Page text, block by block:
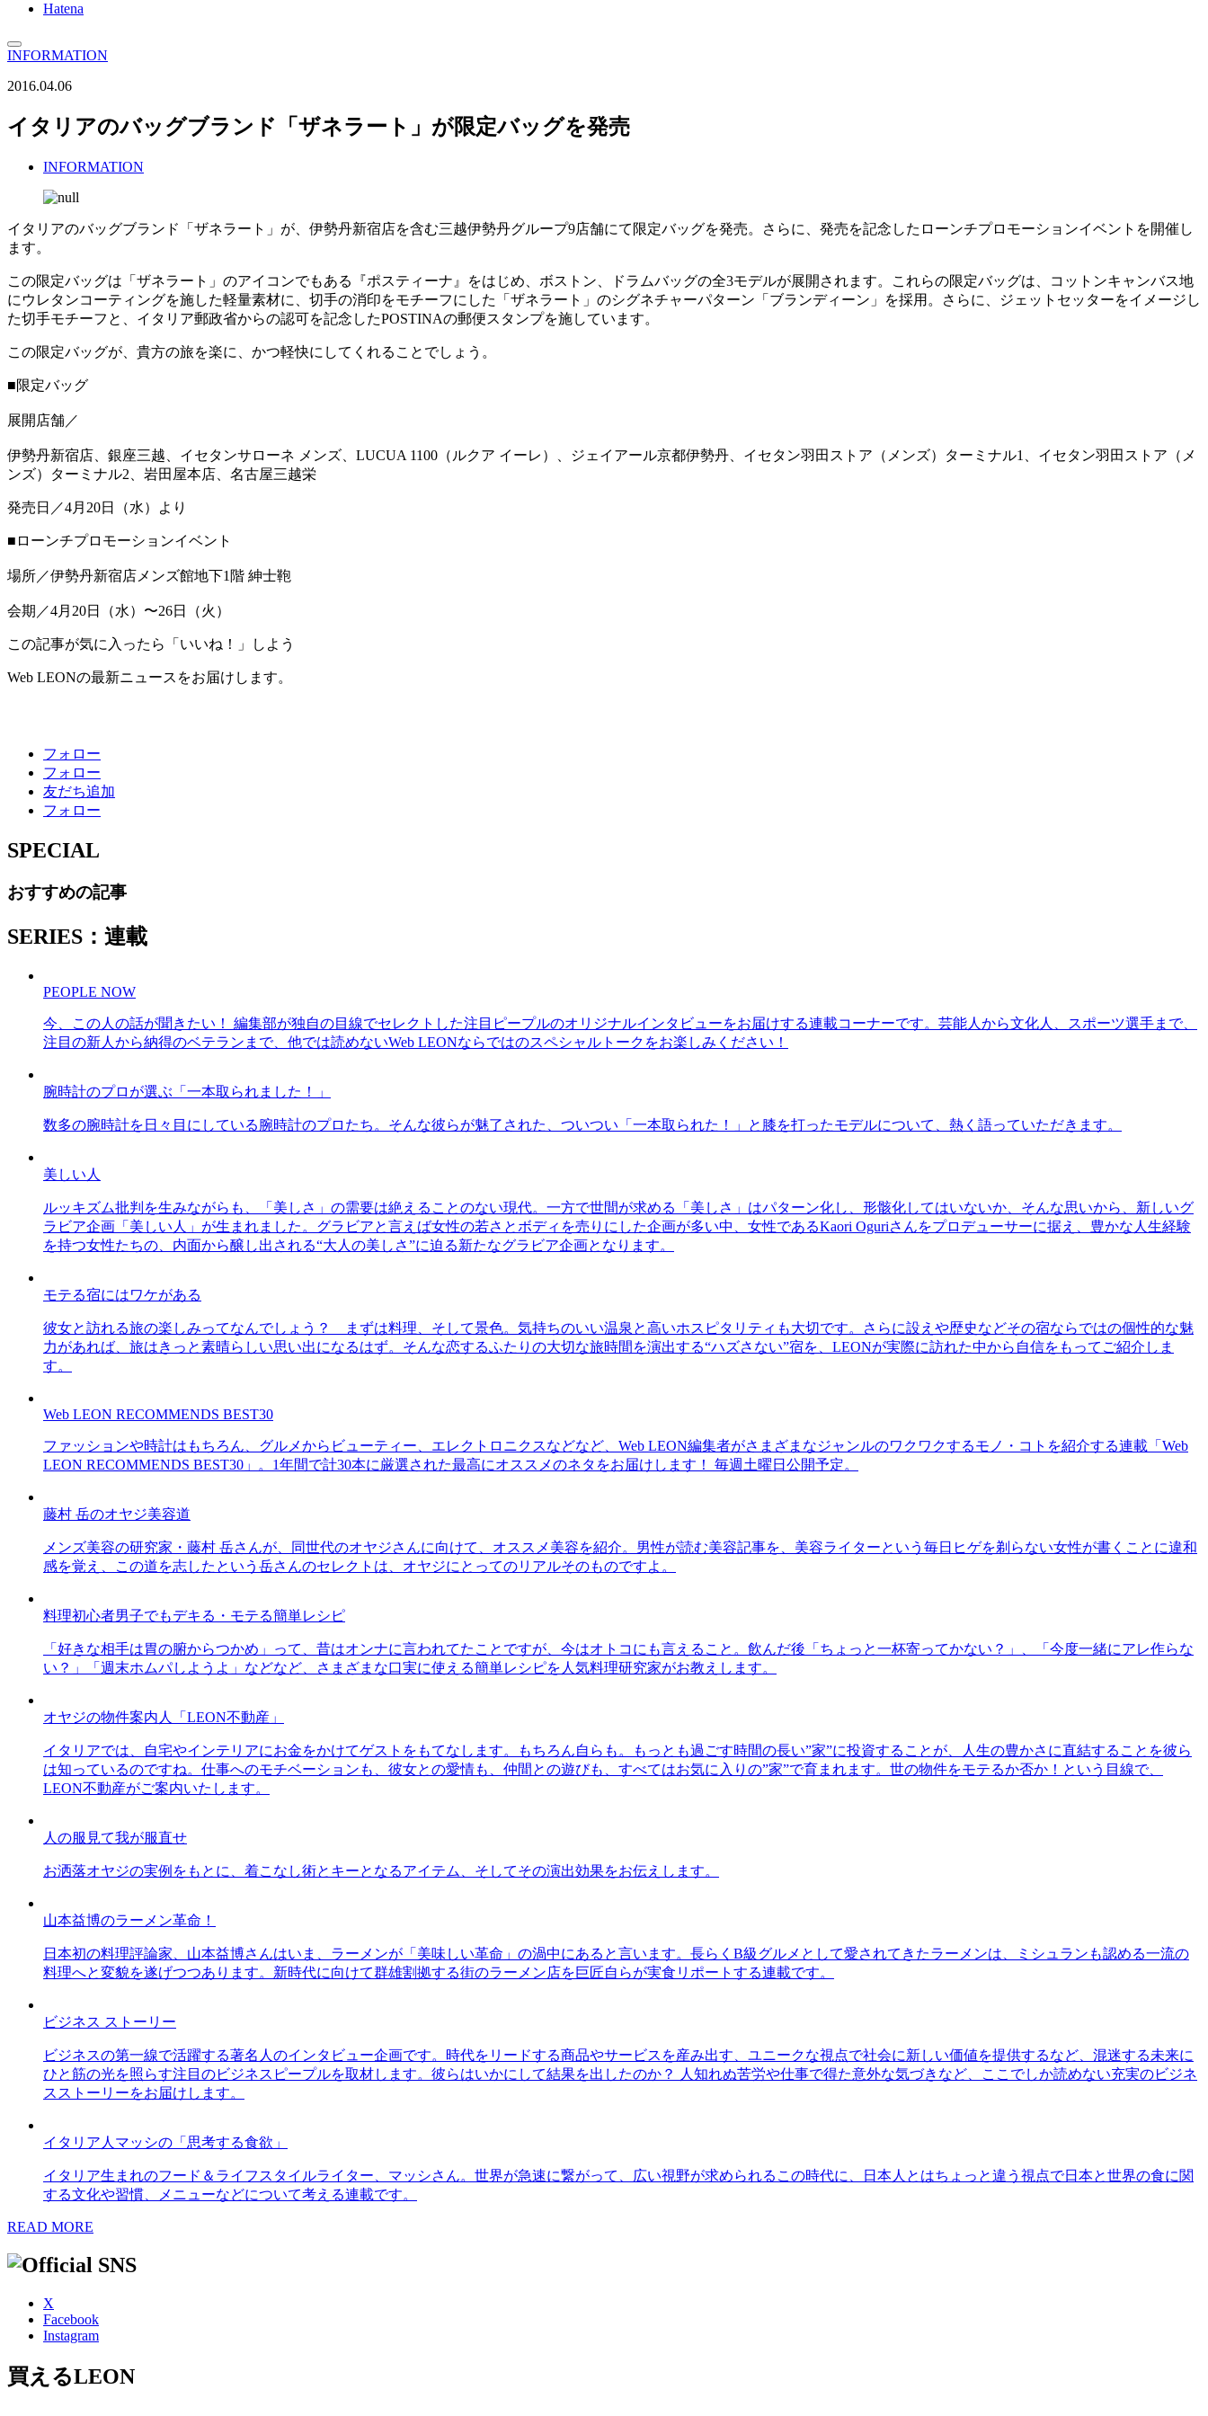
Hatena
INFORMATION
2016.04.06
イタリアのバッグブランド「ザネラート」が限定バッグを発売
INFORMATION
イタリアのバッグブランド「ザネラート」が、伊勢丹新宿店を含む三越伊勢丹グループ9店舗にて限定バッグを発売。さらに、発売を記念したローンチプロモーションイベントを開催し
ます。
この限定バッグは「ザネラート」のアイコンでもある『ポスティーナ』をはじめ、ボストン、ドラムバッグの全3モデルが展開されます。これらの限定バッグは、コットンキャンバス地
にウレタンコーティングを施した軽量素材に、切手の消印をモチーフにした「ザネラート」のシグネチャーパターン「ブランディーン」を採用。さらに、ジェットセッターをイメージし
た切手モチーフと、イタリア郵政省からの認可を記念したPOSTINAの郵便スタンプを施しています。
この限定バッグが、貴方の旅を楽に、かつ軽快にしてくれることでしょう。
■限定バッグ
展開店舗／
伊勢丹新宿店、銀座三越、イセタンサローネ メンズ、LUCUA 1100（ルクア イーレ）、ジェイアール京都伊勢丹、イセタン羽田ストア（メンズ）ターミナル1、イセタン羽田ストア（メ
ンズ）ターミナル2、岩田屋本店、名古屋三越栄
発売日／4月20日（水）より
■ローンチプロモーションイベント
場所／伊勢丹新宿店メンズ館地下1階 紳士鞄
会期／4月20日（水）〜26日（火）
この記事が気に入ったら「いいね！」しよう
Web LEONの最新ニュースをお届けします。
フォロー
フォロー
友だち追加
フォロー
SPECIAL
おすすめの記事
SERIES：連載
PEOPLE NOW
今、この人の話が聞きたい！ 編集部が独自の目線でセレクトした注目ピープルのオリジナルインタビューをお届けする連載コーナーです。芸能人から文化人、スポーツ選手まで、
注目の新人から納得のベテランまで、他では読めないWeb LEONならではのスペシャルトークをお楽しみください！
腕時計のプロが選ぶ「一本取られました！」
数多の腕時計を日々目にしている腕時計のプロたち。そんな彼らが魅了された、ついつい「一本取られた！」と膝を打ったモデルについて、熱く語っていただきます。
美しい人
ルッキズム批判を生みながらも、「美しさ」の需要は絶えることのない現代。一方で世間が求める「美しさ」はパターン化し、形骸化してはいないか、そんな思いから、新しいグ
ラビア企画「美しい人」が生まれました。グラビアと言えば女性の若さとボディを売りにした企画が多い中、女性であるKaori Oguriさんをプロデューサーに据え、豊かな人生経験
を持つ女性たちの、内面から醸し出される“大人の美しさ”に迫る新たなグラビア企画となります。
モテる宿にはワケがある
彼女と訪れる旅の楽しみってなんでしょう？ まずは料理、そして景色。気持ちのいい温泉と高いホスピタリティも大切です。さらに設えや歴史などその宿ならではの個性的な魅
力があれば、旅はきっと素晴らしい思い出になるはず。そんな恋するふたりの大切な旅時間を演出する“ハズさない”宿を、LEONが実際に訪れた中から自信をもってご紹介しま
す。
Web LEON RECOMMENDS BEST30
ファッションや時計はもちろん、グルメからビューティー、エレクトロニクスなどなど、Web LEON編集者がさまざまなジャンルのワクワクするモノ・コトを紹介する連載「Web
LEON RECOMMENDS BEST30」。1年間で計30本に厳選された最高にオススメのネタをお届けします！ 毎週土曜日公開予定。
藤村 岳のオヤジ美容道
メンズ美容の研究家・藤村 岳さんが、同世代のオヤジさんに向けて、オススメ美容を紹介。男性が読む美容記事を、美容ライターという毎日ヒゲを剃らない女性が書くことに違和
感を覚え、この道を志したという岳さんのセレクトは、オヤジにとってのリアルそのものですよ。
料理初心者男子でもデキる・モテる簡単レシピ
「好きな相手は胃の腑からつかめ」って、昔はオンナに言われてたことですが、今はオトコにも言えること。飲んだ後「ちょっと一杯寄ってかない？」、「今度一緒にアレ作らな
い？」「週末ホムパしようよ」などなど、さまざまな口実に使える簡単レシピを人気料理研究家がお教えします。
オヤジの物件案内人「LEON不動産」
イタリアでは、自宅やインテリアにお金をかけてゲストをもてなします。もちろん自らも。もっとも過ごす時間の長い”家”に投資することが、人生の豊かさに直結することを彼ら
は知っているのですね。仕事へのモチベーションも、彼女との愛情も、仲間との遊びも、すべてはお気に入りの”家”で育まれます。世の物件をモテるか否か！という目線で、
LEON不動産がご案内いたします。
人の服見て我が服直せ
お洒落オヤジの実例をもとに、着こなし術とキーとなるアイテム、そしてその演出効果をお伝えします。
山本益博のラーメン革命！
日本初の料理評論家、山本益博さんはいま、ラーメンが「美味しい革命」の渦中にあると言います。長らくB級グルメとして愛されてきたラーメンは、ミシュランも認める一流の
料理へと変貌を遂げつつあります。新時代に向けて群雄割拠する街のラーメン店を巨匠自らが実食リポートする連載です。
ビジネス ストーリー
ビジネスの第一線で活躍する著名人のインタビュー企画です。時代をリードする商品やサービスを産み出す、ユニークな視点で社会に新しい価値を提供するなど、混迷する未来に
ひと筋の光を照らす注目のビジネスピープルを取材します。彼らはいかにして結果を出したのか？ 人知れぬ苦労や仕事で得た意外な気づきなど、ここでしか読めない充実のビジネ
スストーリーをお届けします。
イタリア人マッシの「思考する食欲」
イタリア生まれのフード＆ライフスタイルライター、マッシさん。世界が急速に繋がって、広い視野が求められるこの時代に、日本人とはちょっと違う視点で日本と世界の食に関
する文化や習慣、メニューなどについて考える連載です。
READ MORE
X
Facebook
Instagram
買えるLEON